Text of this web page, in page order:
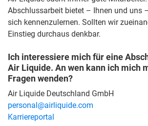
Abschlussarbeit bietet – Ihnen und uns
sich kennenzulernen. Sollten wir
Einstieg durchaus denkbar.
Ich interessiere mich für eine
Air Liquide. An wen kann ich mich
Fragen wenden?
Air Liquide Deutschland GmbH
personal@airliquide.com
Karriereportal